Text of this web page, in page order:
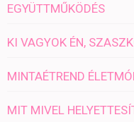
EGYÜTTMŰKÖDÉS
KI VAGYOK ÉN,
MINTAÉTREND
MIT MIVEL